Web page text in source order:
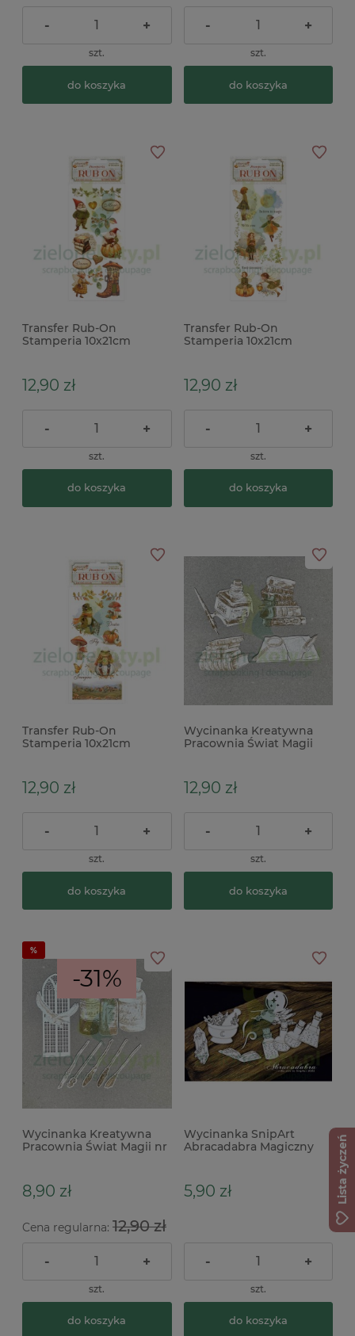
- +
szt.
do koszyka
- +
szt.
do koszyka
Transfer Rub-On
Stamperia 10x21cm
12,90 zł
- +
szt.
do koszyka
Transfer Rub-On
Stamperia 10x21cm
12,90 zł
- +
szt.
do koszyka
Transfer Rub-On
Stamperia 10x21cm
12,90 zł
- +
szt.
do koszyka
Wycinanka Kreatywna
Pracownia Świat Magii
12,90 zł
- +
szt.
do koszyka
-31%
Wycinanka Kreatywna
Pracownia Świat Magii nr
8,90 zł
Cena regularna: 12,90 zł
- +
szt.
do koszyka
Wycinanka SnipArt
Abracadabra Magiczny
5,90 zł
- +
szt.
do koszyka
Lista życzeń